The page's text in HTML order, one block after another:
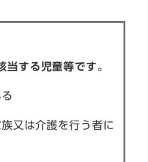
する児童等です。
いる
又は介護を行う者に